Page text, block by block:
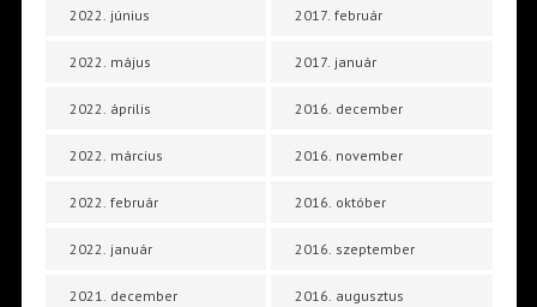
2022. június
2022. május
2022. április
2022. március
2022. február
2022. január
2021. december
2017. február
2017. január
2016. december
2016. november
2016. október
2016. szeptember
2016. augusztus